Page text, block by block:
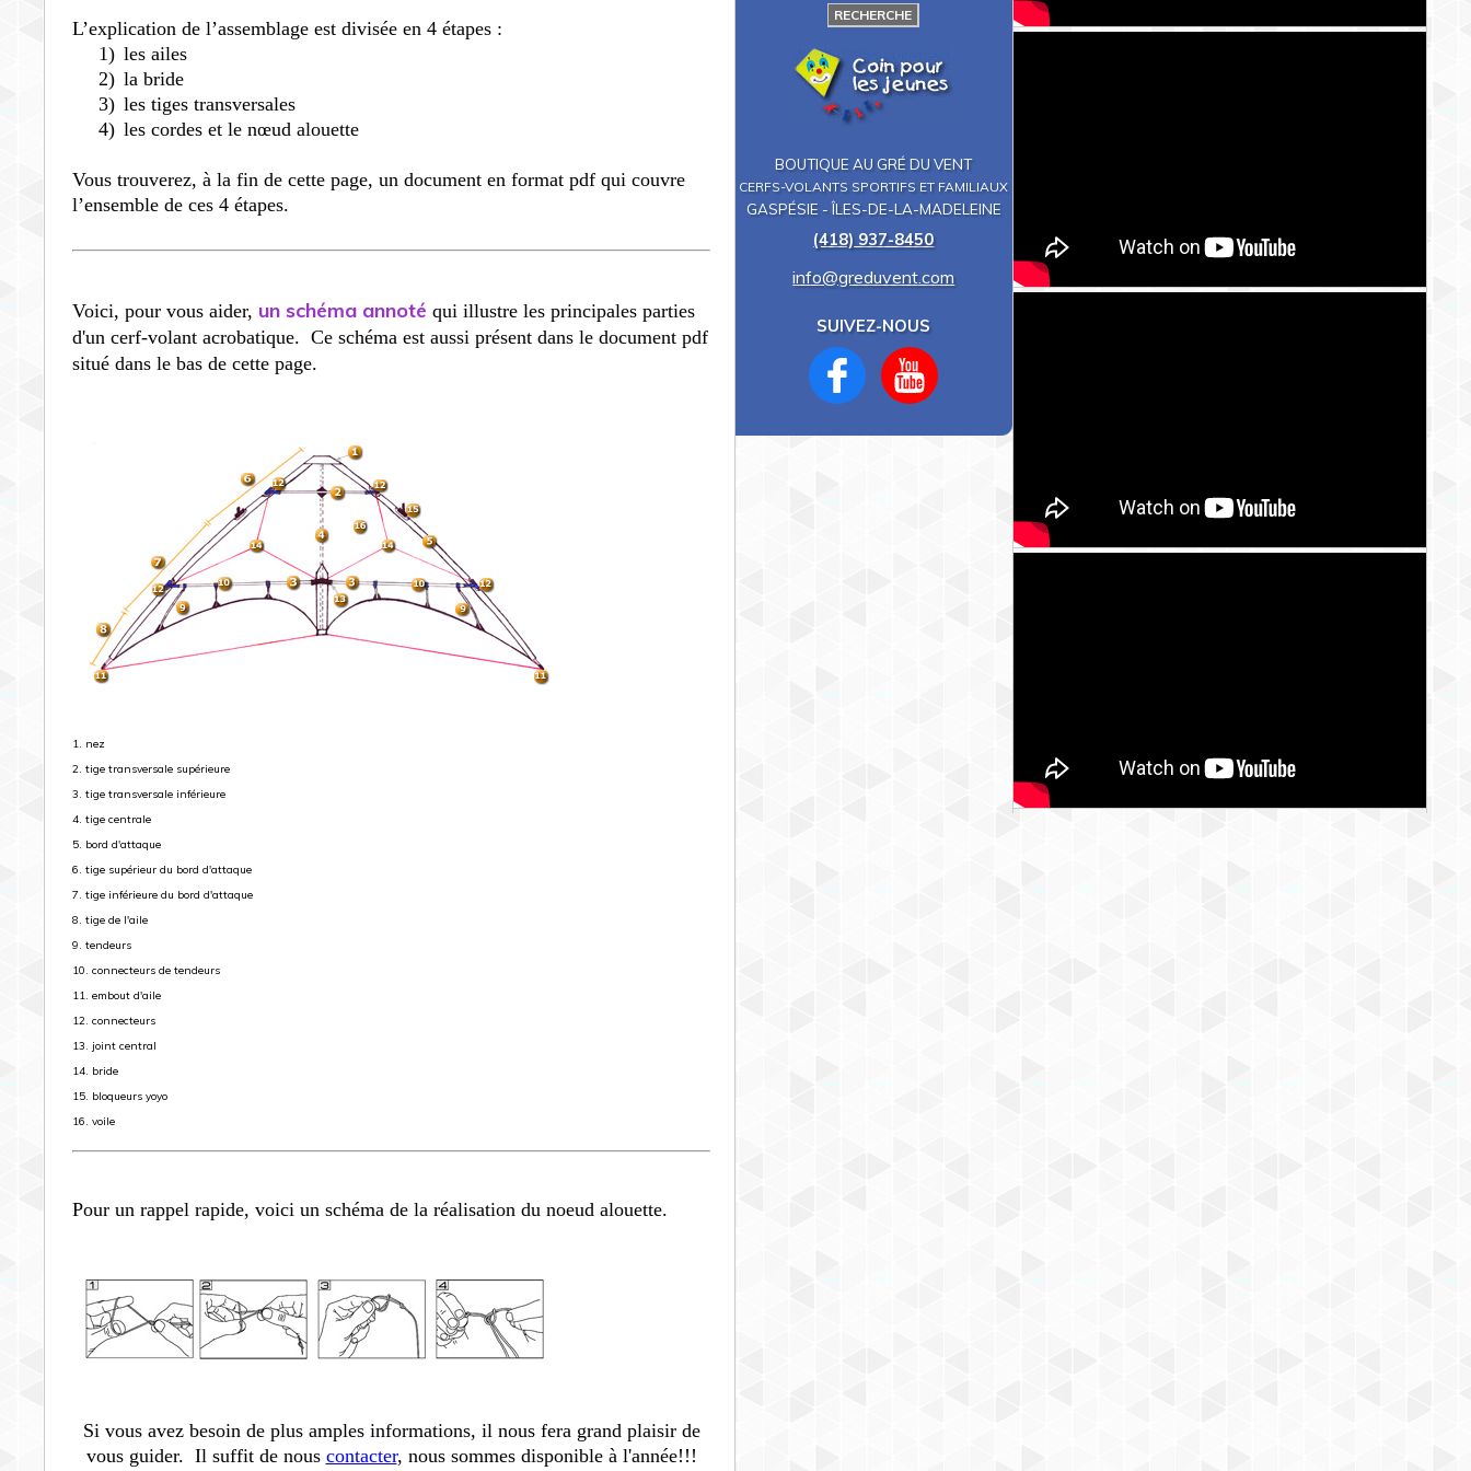
L’explication de l’assemblage est divisée en 4 étapes :
1) les ailes
2) la bride
3) les tiges transversales
4) les cordes et le nœud alouette
Vous trouverez, à la fin de cette page, un document en format pdf qui couvre
l’ensemble de ces 4 étapes.
Voici, pour vous aider, un schéma annoté qui illustre les principales parties
d'un cerf-volant acrobatique. Ce schéma est aussi présent dans le document pdf
situé dans le bas de cette page.
1. nez
2. tige transversale supérieure
3. tige transversale inférieure
4. tige centrale
5. bord d'attaque
6. tige supérieur du bord d'attaque
7. tige inférieure du bord d'attaque
8. tige de l'aile
9. tendeurs
10. connecteurs de tendeurs
11. embout d'aile
12. connecteurs
13. joint central
14. bride
15. bloqueurs yoyo
16. voile
Pour un rappel rapide, voici un schéma de la réalisation du noeud alouette.
Si vous avez besoin de plus amples informations, il nous fera grand plaisir de
vous guider. Il suffit de nous contacter, nous sommes disponible à l'année!!!
RECHERCHE
BOUTIQUE AU GRÉ DU VENT
CERFS-VOLANTS SPORTIFS ET FAMILIAUX
GASPÉSIE - ÎLES-DE-LA-MADELEINE
(418) 937-8450
info@greduvent.com
SUIVEZ-NOUS